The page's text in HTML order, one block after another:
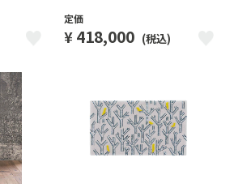
定価
¥418,000 (税込)